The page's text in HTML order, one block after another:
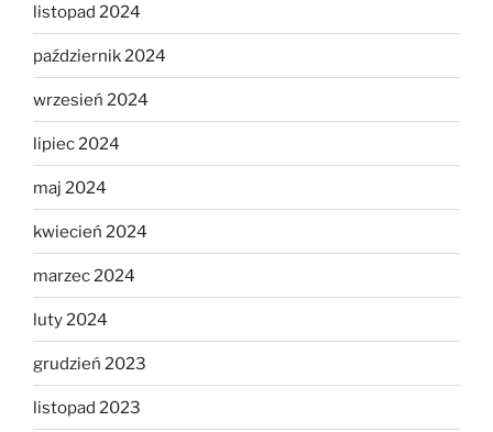
listopad 2024
październik 2024
wrzesień 2024
lipiec 2024
maj 2024
kwiecień 2024
marzec 2024
luty 2024
grudzień 2023
listopad 2023